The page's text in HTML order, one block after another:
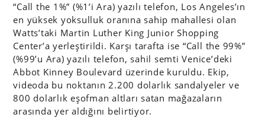
“Call the 1%” (%1’i Ara) yazılı telefon, Los Angeles’ın
en yüksek yoksulluk oranına sahip mahallesi olan
Watts’taki Martin Luther King Junior Shopping
Center’a yerleştirildi. Karşı tarafta ise “Call the 99%”
(%99’u Ara) yazılı telefon, sahil semti Venice’deki
Abbot Kinney Boulevard üzerinde kuruldu. Ekip,
videoda bu noktanın 2.200 dolarlık sandalyeler ve
800 dolarlık eşofman altları satan mağazaların
arasında yer aldığını belirtiyor.